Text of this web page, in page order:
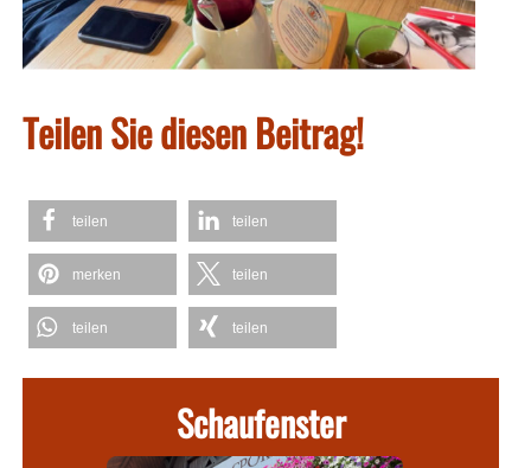
Teilen Sie diesen Beitrag!
teilen teilen
merken teilen
teilen teilen
Schaufenster